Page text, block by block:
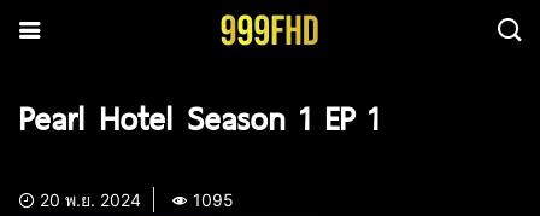
Pearl Hotel Season 1 EP 1
20 พ.ย. 2024 1095